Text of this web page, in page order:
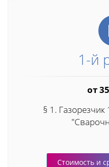
1-й
от
§ 1. Газорезчик
Стоимость и